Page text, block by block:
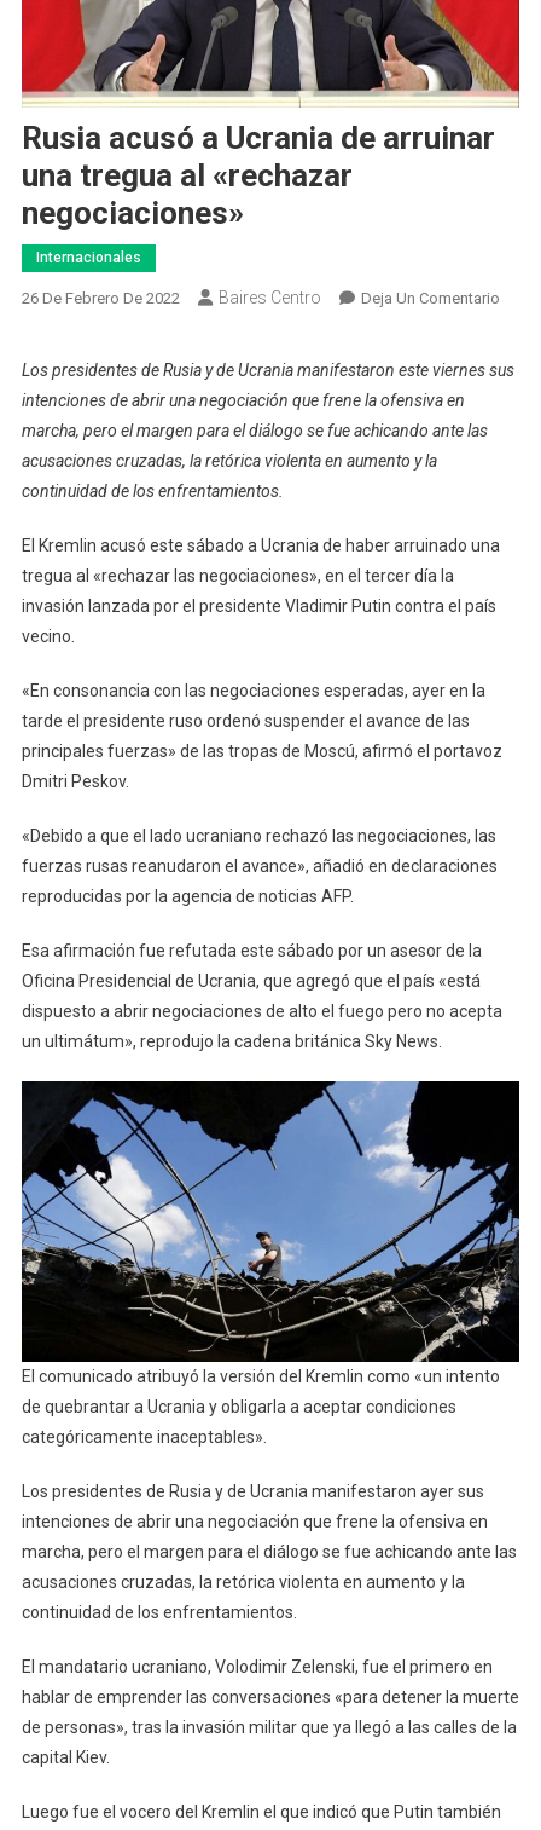
Rusia acusó a Ucrania de arruinar
una tregua al «rechazar
negociaciones»
Internacionales
26 De Febrero De 2022 Baires Centro Deja Un ComentarioEn
A
Al
Los presidentes de Rusia y de Ucrania manifestaron este viernes sus
intenciones de abrir una negociación que frene la ofensiva en
marcha, pero el margen para el diálogo se fue achicando ante las
acusaciones cruzadas, la retórica violenta en aumento y la
continuidad de los enfrentamientos.
El Kremlin acusó este sábado a Ucrania de haber arruinado una
tregua al «rechazar las negociaciones», en el tercer día la
invasión lanzada por el presidente Vladimir Putin contra el país
vecino.
«En consonancia con las negociaciones esperadas, ayer en la
tarde el presidente ruso ordenó suspender el avance de las
principales fuerzas» de las tropas de Moscú, afirmó el portavoz
Dmitri Peskov.
«Debido a que el lado ucraniano rechazó las negociaciones, las
fuerzas rusas reanudaron el avance», añadió en declaraciones
reproducidas por la agencia de noticias AFP.
Esa afirmación fue refutada este sábado por un asesor de la
Oficina Presidencial de Ucrania, que agregó que el país «está
dispuesto a abrir negociaciones de alto el fuego pero no acepta
un ultimátum», reprodujo la cadena británica Sky News.
El comunicado atribuyó la versión del Kremlin como «un intento
de quebrantar a Ucrania y obligarla a aceptar condiciones
categóricamente inaceptables».
Los presidentes de Rusia y de Ucrania manifestaron ayer sus
intenciones de abrir una negociación que frene la ofensiva en
marcha, pero el margen para el diálogo se fue achicando ante las
acusaciones cruzadas, la retórica violenta en aumento y la
continuidad de los enfrentamientos.
El mandatario ucraniano, Volodimir Zelenski, fue el primero en
hablar de emprender las conversaciones «para detener la muerte
de personas», tras la invasión militar que ya llegó a las calles de la
capital Kiev.
Luego fue el vocero del Kremlin el que indicó que Putin también